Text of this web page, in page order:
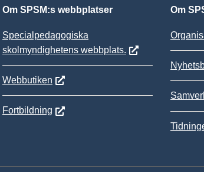
Om SPSM:s webbplatser
Specialpedagogiska
skolmyndighetens webbplats.
Webbutiken
Fortbildning
Om